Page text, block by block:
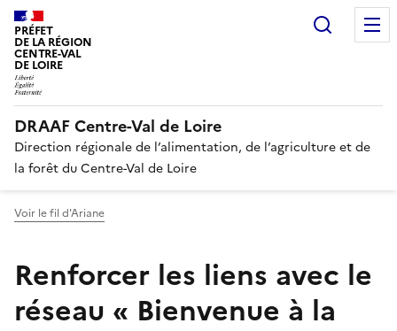
PRÉFET
DE LA RÉGION
CENTRE-VAL
DE LOIRE
DRAAF Centre-Val de Loire
Direction régionale de l’alimentation, de l’agriculture et de
la forêt du Centre-Val de Loire
Voir le fil d'Ariane
Renforcer les liens avec le
réseau « Bienvenue à la